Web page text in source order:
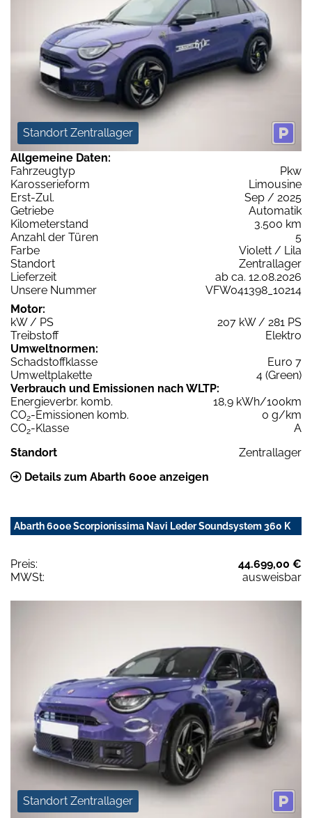
Standort Zentrallager
Allgemeine Daten:
Fahrzeugtyp
Pkw
Karosserieform
Limousine
Erst-Zul.
Sep / 2025
Getriebe
Automatik
Kilometerstand
3.500 km
Anzahl der Türen
5
Farbe
Violett / Lila
Standort
Zentrallager
Lieferzeit
ab ca. 12.08.2026
Unsere Nummer
VFW041398_10214
Motor:
kW / PS
207 kW / 281 PS
Treibstoff
Elektro
Umweltnormen:
Schadstoffklasse
Euro 7
Umweltplakette
4 (Green)
Verbrauch und Emissionen nach WLTP:
Energieverbr. komb.
18,9 kWh/100km
CO2-Emissionen komb.
0 g/km
CO2-Klasse
A
Standort
Zentrallager
Details zum Abarth 600e anzeigen
Abarth 600e Scorpionissima Navi Leder Soundsystem 360 K
Preis:
44.699,00 €
MWSt:
ausweisbar
Standort Zentrallager